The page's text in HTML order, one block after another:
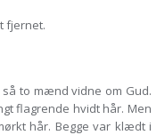
fjernet.
to mænd vidne om Gud.
flagrende hvidt hår. Men
hår. Begge var klædt i